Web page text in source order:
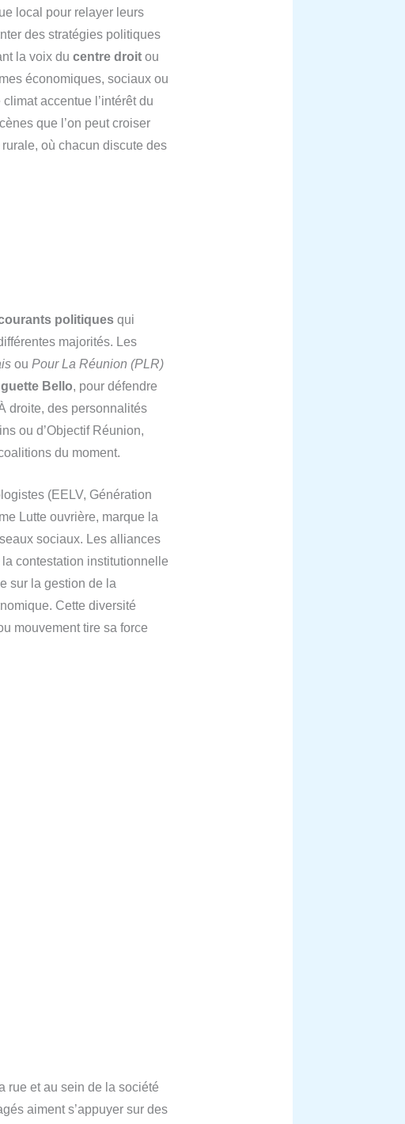
local pour relayer leurs
des stratégies politiques
la voix du centre droit ou
économiques, sociaux ou
accentue l’intérêt du
que l’on peut croiser
où chacun discute des
politiques qui
majorités. Les
ou Pour La Réunion (PLR)
Bello, pour défendre
droite, des personnalités
ou d’Objectif Réunion,
du moment.
(EELV, Génération
Lutte ouvrière, marque la
sociaux. Les alliances
contestation institutionnelle
sur la gestion de la
Cette diversité
mouvement tire sa force
rue et au sein de la société
aiment s’appuyer sur des